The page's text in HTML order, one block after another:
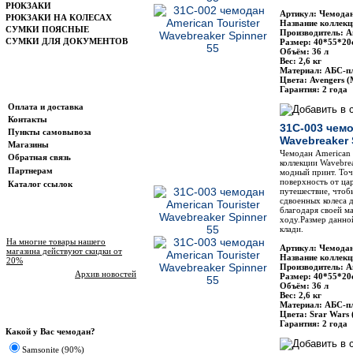
РЮКЗАКИ
РЮКЗАКИ НА КОЛЕСАХ
СУМКИ ПОЯСНЫЕ
СУМКИ ДЛЯ ДОКУМЕНТОВ
Оплата и доставка
Контакты
Пункты самовывоза
Магазины
Обратная связь
Партнерам
Каталог ссылок
На многие товары нашего
магазина действуют скидки от
20%
Архив новостей
Какой у Вас чемодан?
Samsonite (90%)
Артикул:
Название
Производитель:
Размер:
Объём: 36 л
Вес: 2,6 кг
Материал: АБС-
Цвета: Avengers
Гарантия: 2 года
31C-003
Wavebreaker
Чемодан American
коллекции
модный принт.
поверхность от
путешествие,
сдвоенных колеса
благодаря своей
ходу.Размер
клади.
Артикул:
Название
Производитель:
Размер:
Объём: 36 л
Вес: 2,6 кг
Материал: АБС-
Цвета: Srar Wars
Гарантия: 2 года